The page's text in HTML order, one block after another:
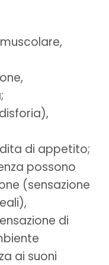
di appetito;
possono
(sensazione
di
ai suoni